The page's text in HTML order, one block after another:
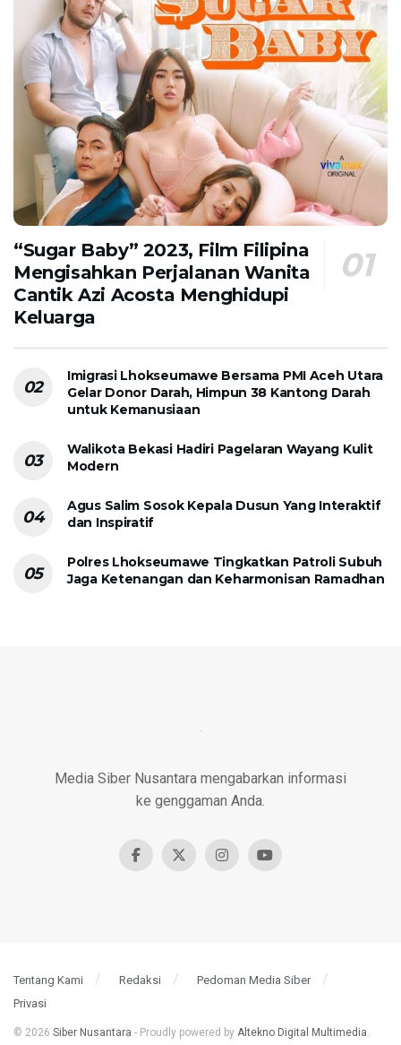
“Sugar Baby” 2023, Film Filipina
Mengisahkan Perjalanan Wanita
Cantik Azi Acosta Menghidupi
Keluarga
Imigrasi Lhokseumawe Bersama PMI Aceh Utara
Gelar Donor Darah, Himpun 38 Kantong Darah
untuk Kemanusiaan
Walikota Bekasi Hadiri Pagelaran Wayang Kulit
Modern
Agus Salim Sosok Kepala Dusun Yang Interaktif
dan Inspiratif
Polres Lhokseumawe Tingkatkan Patroli Subuh
Jaga Ketenangan dan Keharmonisan Ramadhan
Media Siber Nusantara mengabarkan informasi
ke genggaman Anda.
Tentang Kami Redaksi
Pedoman Media Siber
Privasi
© 2026 Siber Nusantara - Proudly powered by Altekno Digital Multimedia.